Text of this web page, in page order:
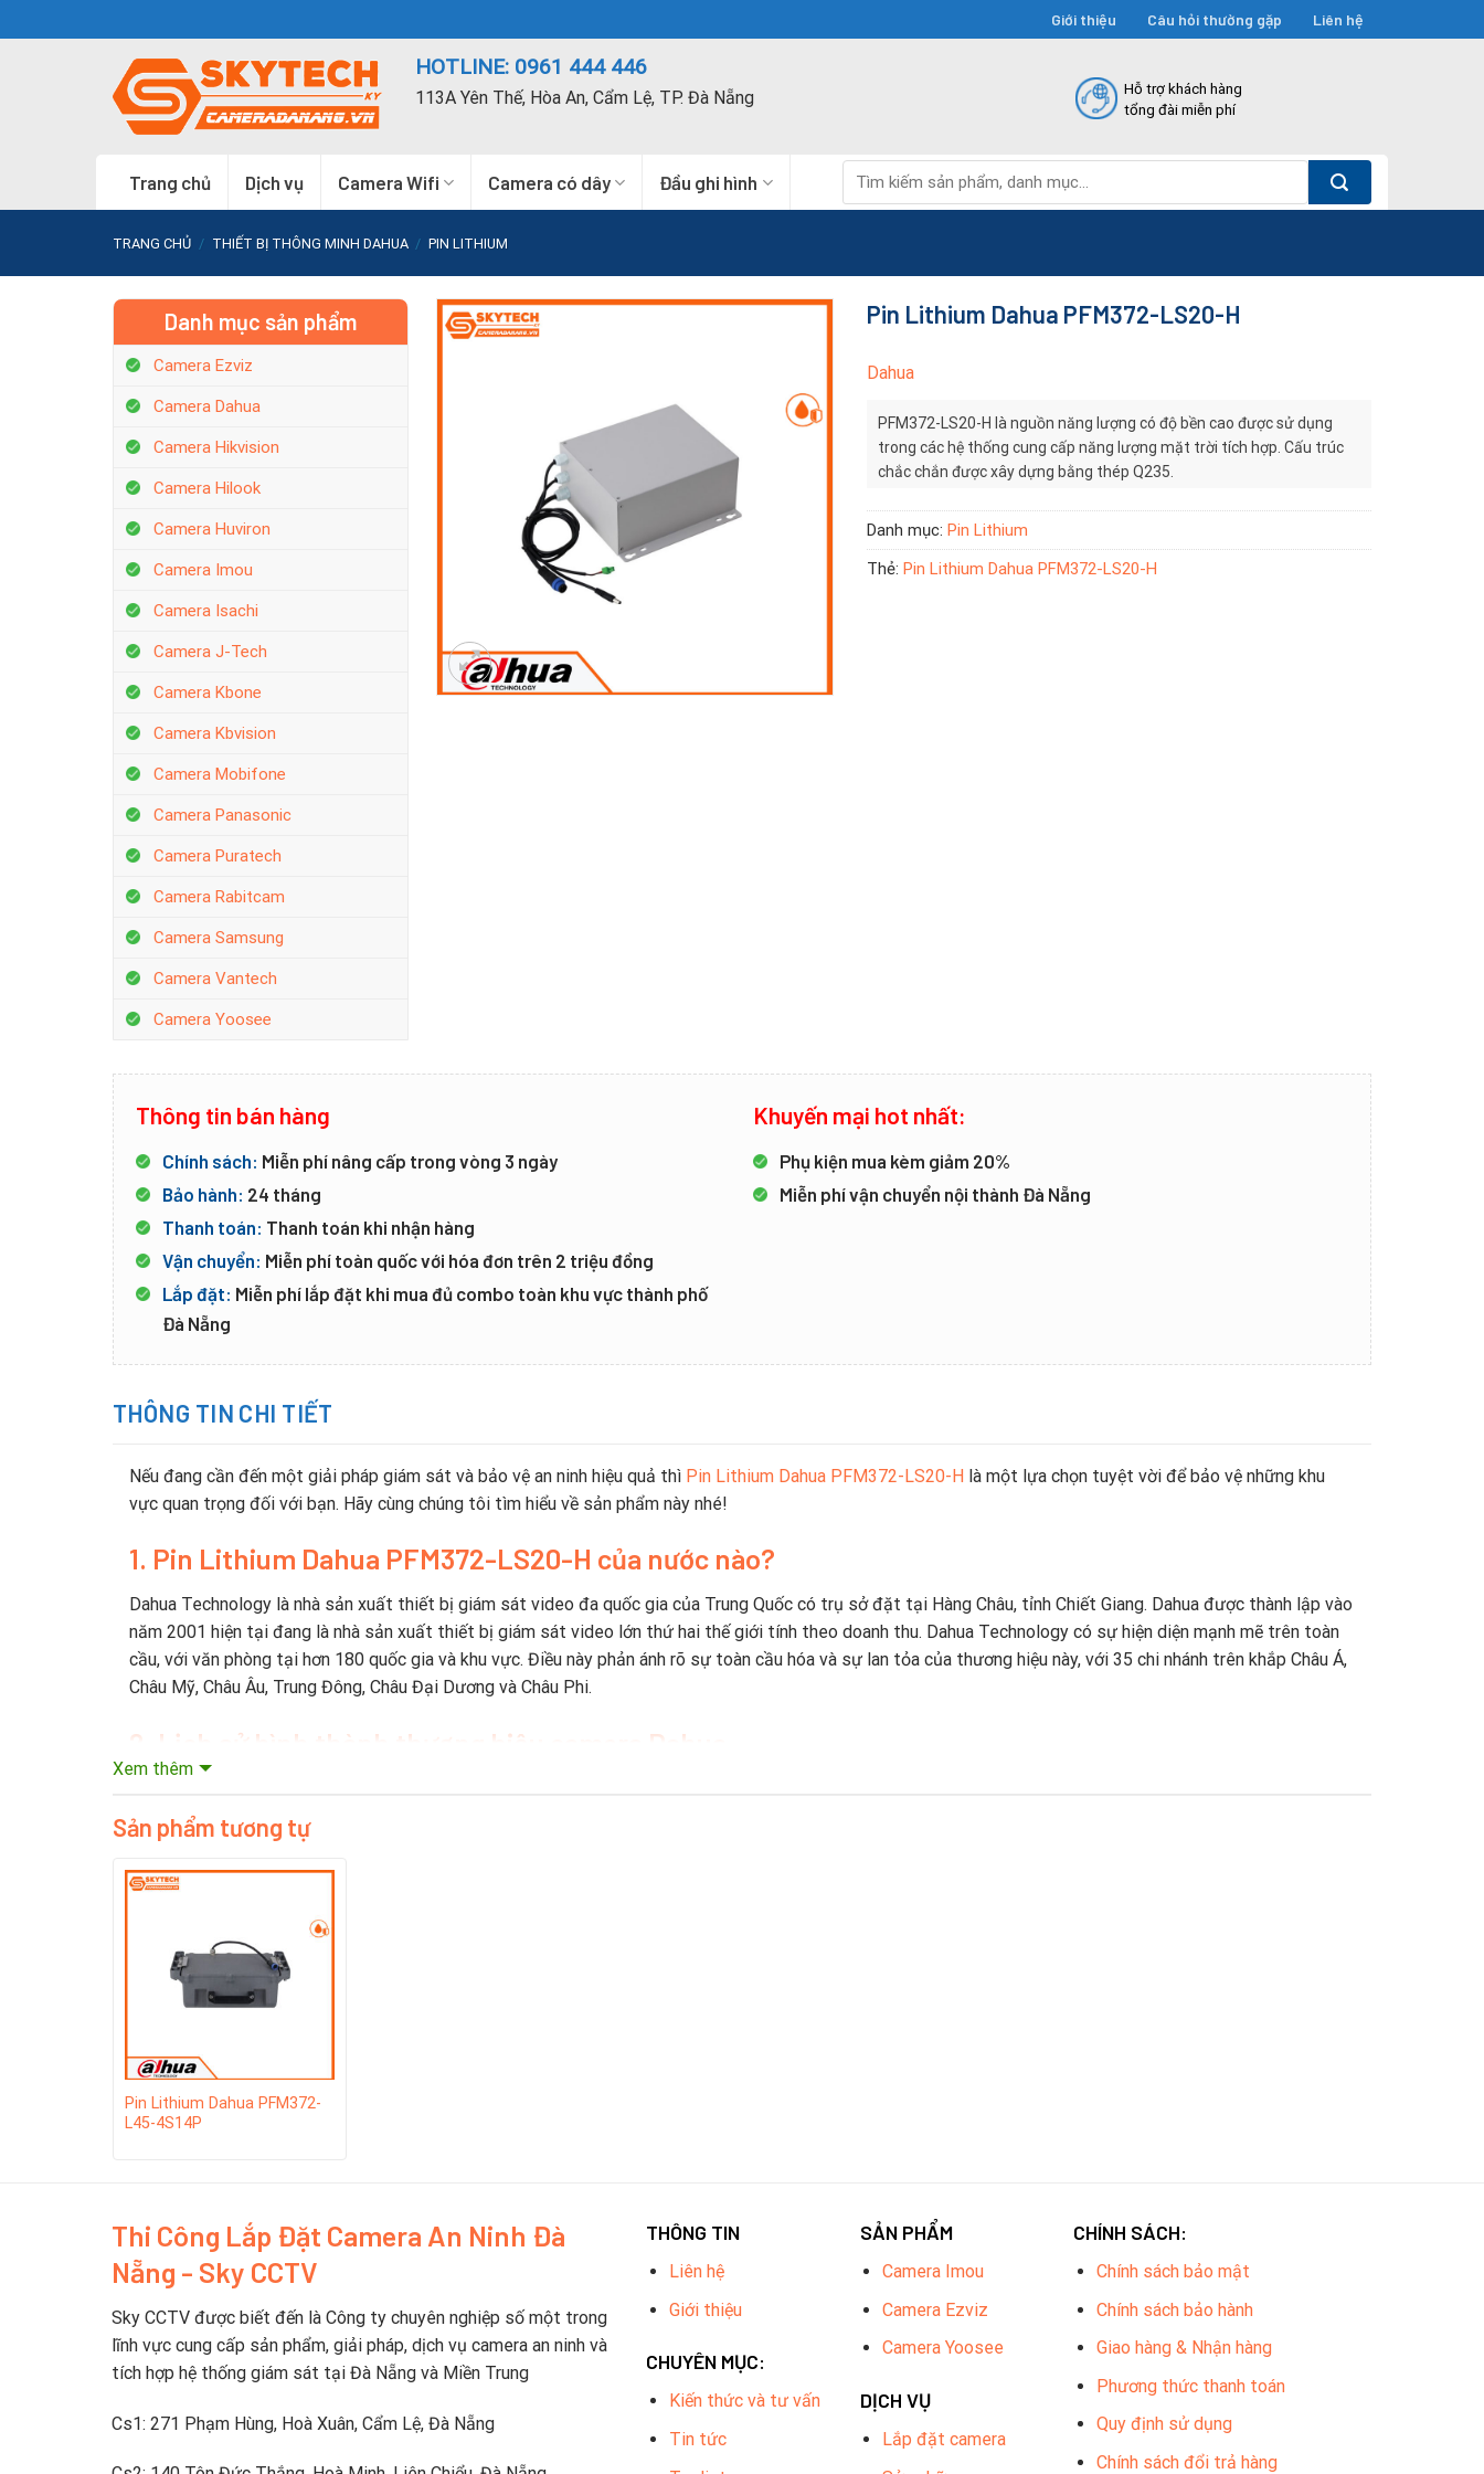
to
Giới thiệu Câu hỏi thường gặp Liên hệ
HOTLINE: 0961 444 446
113A Yên Thế, Hòa An, Cẩm Lệ, TP. Đà Nẵng
Hỗ trợ khách hàng
tổng đài miễn phí
Trang chủ Dịch vụ Camera Wifi Camera có dây Đầu ghi hình
kiếm:
TRANG CHỦ / THIẾT BỊ THÔNG MINH DAHUA / PIN LITHIUM
Pin Lithium Dahua PFM372-LS20-H
Dahua
PFM372-LS20-H là nguồn năng lượng có độ bền cao được sử dụng
trong các hệ thống cung cấp năng lượng mặt trời tích hợp. Cấu trúc
chắc chắn được xây dựng bằng thép Q235.
Danh mục: Pin Lithium
Thẻ: Pin Lithium Dahua PFM372-LS20-H
Danh mục sản phẩm
Camera Ezviz
Camera Dahua
Camera Hikvision
Camera Hilook
Camera Huviron
Camera Imou
Camera Isachi
Camera J-Tech
Camera Kbone
Camera Kbvision
Camera Mobifone
Camera Panasonic
Camera Puratech
Camera Rabitcam
Camera Samsung
Camera Vantech
Camera Yoosee
Thông tin bán hàng
Chính sách: Miễn phí nâng cấp trong vòng 3 ngày
Bảo hành: 24 tháng
Thanh toán: Thanh toán khi nhận hàng
Vận chuyển: Miễn phí toàn quốc với hóa đơn trên 2 triệu đồng
Lắp đặt: Miễn phí lắp đặt khi mua đủ combo toàn khu vực thành phố
Đà Nẵng
Khuyến mại hot nhất:
Phụ kiện mua kèm giảm 20%
Miễn phí vận chuyển nội thành Đà Nẵng
THÔNG TIN CHI TIẾT
Nếu đang cần đến một giải pháp giám sát và bảo vệ an ninh hiệu quả thì Pin Lithium Dahua PFM372-LS20-H là một lựa chọn tuyệt vời để bảo vệ những khu
vực quan trọng đối với bạn. Hãy cùng chúng tôi tìm hiểu về sản phẩm này nhé!
1. Pin Lithium Dahua PFM372-LS20-H của nước nào?
Dahua Technology là nhà sản xuất thiết bị giám sát video đa quốc gia của Trung Quốc có trụ sở đặt tại Hàng Châu, tỉnh Chiết Giang. Dahua được thành lập vào
năm 2001 hiện tại đang là nhà sản xuất thiết bị giám sát video lớn thứ hai thế giới tính theo doanh thu. Dahua Technology có sự hiện diện mạnh mẽ trên toàn
cầu, với văn phòng tại hơn 180 quốc gia và khu vực. Điều này phản ánh rõ sự toàn cầu hóa và sự lan tỏa của thương hiệu này, với 35 chi nhánh trên khắp Châu Á,
Châu Mỹ, Châu Âu, Trung Đông, Châu Đại Dương và Châu Phi.
2. Lịch sử hình thành thương hiệu camera Dahua
tư xây dựng các khả năng R & D mạnh mẽ cho công nghệ mới và đổi mới.
Dahua đã đầu tư khoảng 10% doanh thu bán hàng hàng năm vào R & D kể từ năm 2014. Công ty có bốn viện nghiên cứu – Viện công nghệ tiên tiến, Viện dữ liệu
lớn, Viện Chip và Viện đám mây video và một nhóm R & D cấp cao làm việc về các công nghệ tiên tiến trong AI, IoT, dịch vụ đám mây, video, an ninh mạng và độ
tin cậy phần mềm và các công nghệ khác. Dahua đã đăng ký hơn 1700 bằng sáng chế.
Dahua Technology thuộc Top5 nhà cung cấp thiết bị an ninh hàng đầu thế giới được xếp hạng bởi A&S International.
Xem thêm
Sản phẩm tương tự
Pin Lithium Dahua PFM372-
L45-4S14P
Thi Công Lắp Đặt Camera An Ninh Đà
Nẵng - Sky CCTV
Sky CCTV được biết đến là Công ty chuyên nghiệp số một trong
lĩnh vực cung cấp sản phẩm, giải pháp, dịch vụ camera an ninh và
tích hợp hệ thống giám sát tại Đà Nẵng và Miền Trung
Cs1: 271 Phạm Hùng, Hoà Xuân, Cẩm Lệ, Đà Nẵng
THÔNG TIN
Liên hệ
Giới thiệu
CHUYÊN MỤC:
Kiến thức và tư vấn
Tin tức
SẢN PHẨM
Camera Imou
Camera Ezviz
Camera Yoosee
DỊCH VỤ
Lắp đặt camera
CHÍNH SÁCH:
Chính sách bảo mật
Chính sách bảo hành
Giao hàng & Nhận hàng
Phương thức thanh toán
Quy định sử dụng
Chính sách đổi trả hàng